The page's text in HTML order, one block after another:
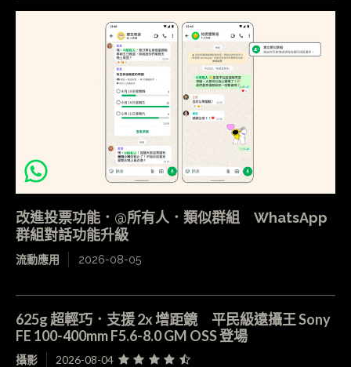
改進投票功能．@所有人．類似群組 WhatsApp
群組對話功能升級
流動應用 2026-08-05
625g 超輕巧．支援 2x 增距鏡 平民級遠攝王 Sony
FE 100-400mm F5.6-8.0 GM OSS 登場
攝影 2026-08-04